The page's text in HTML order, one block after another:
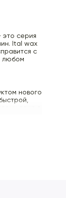
это серия
Ital wax
с
любом
нового
даже в